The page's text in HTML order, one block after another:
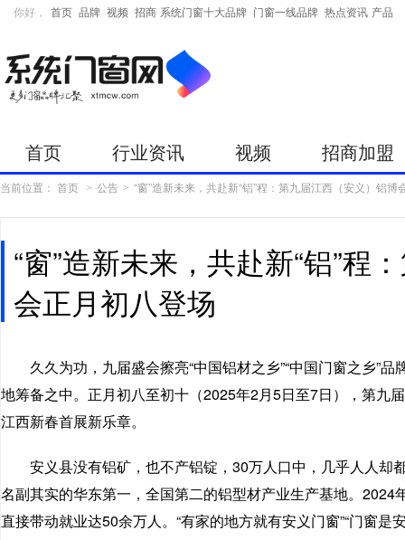
你好， 首页 品牌 视频 招商 系统门窗十大品牌 门窗一线品牌 热点资讯 产品
首页 行业资讯 视频 招商加盟
当前位置： 首页 > 公告 > “窗”造新未来，共赴新“铝”程：第九届江西（安义）铝博
“窗”造新未来，共赴新“铝”程
会正月初八登场
久久为功，九届盛会擦亮“中国铝材之乡”“中国门窗之乡”
地筹备之中。正月初八至初十（2025年2月5日至7日），第九
江西新春首展新乐章。
安义县没有铝矿，也不产铝锭，30万人口中，几乎人人
名副其实的华东第一，全国第二的铝型材产业生产基地。
直接带动就业达50余万人。“有家的地方就有安义门窗”“门窗